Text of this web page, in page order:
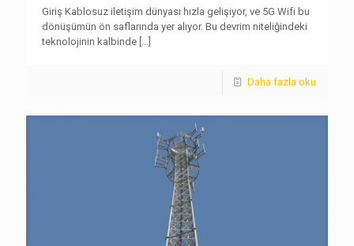
Giriş Kablosuz iletişim dünyası hızla gelişiyor, ve 5G Wifi bu
dönüşümün ön saflarında yer alıyor. Bu devrim niteliğindeki
teknolojinin kalbinde [...]
Daha fazla oku